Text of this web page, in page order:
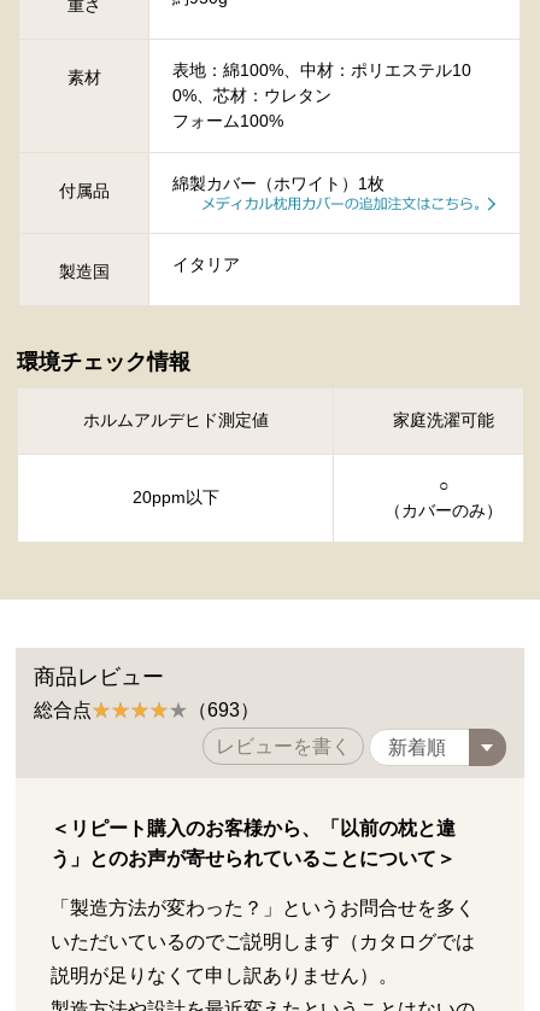
重さ
素材
表地：綿100%、中材：ポリエステル10
0%、芯材：ウレタン
フォーム100%
付属品 綿製カバー（ホワイト）1枚
製造国 イタリア
環境チェック情報
ホルムアルデヒド測定値 家庭洗濯可能
20ppm以下
○
（カバーのみ）
商品レビュー
総合点
（693）
レビューを書く
＜リピート購入のお客様から、「以前の枕と違
う」とのお声が寄せられていることについて＞
「製造方法が変わった？」というお問合せを多く
いただいているのでご説明します（カタログでは
説明が足りなくて申し訳ありません）。